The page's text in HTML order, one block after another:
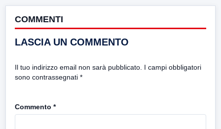
COMMENTI
LASCIA UN COMMENTO
Il tuo indirizzo email non sarà pubblicato. I campi obbligatori
sono contrassegnati *
Commento *